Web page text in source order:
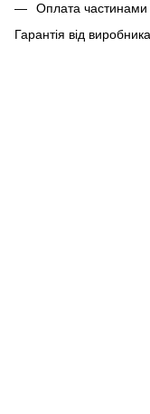
Оплата
Гарантія від